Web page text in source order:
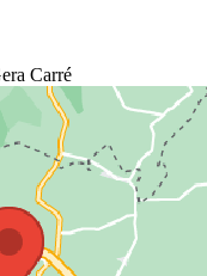
Carré